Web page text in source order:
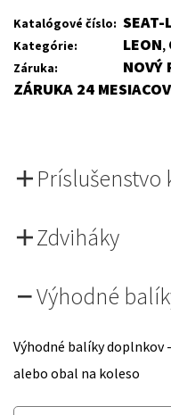
168 €.
Katalógové číslo:
Kategórie: LEON,
Záruka:
NOVÝ
ZÁRUKA 24 MESIACOV
Príslušenstvo
Zdviháky
Výhodné
Výhodné balíky doplnkov
alebo obal na koleso